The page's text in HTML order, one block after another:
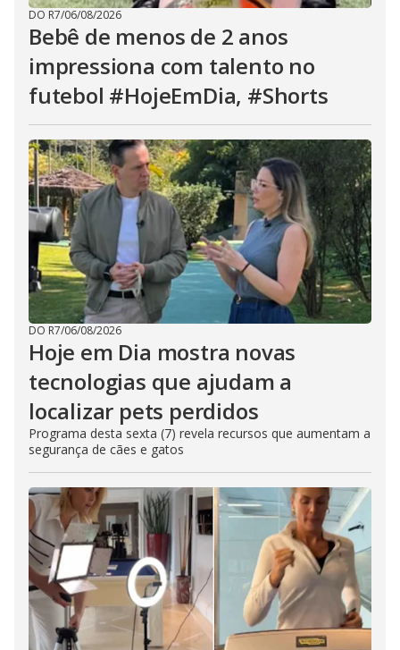
DO R7/06/08/2026
Bebê de menos de 2 anos
impressiona com talento no
futebol #HojeEmDia, #Shorts
DO R7/06/08/2026
Hoje em Dia mostra novas
tecnologias que ajudam a
localizar pets perdidos
Programa desta sexta (7) revela recursos que aumentam a
segurança de cães e gatos